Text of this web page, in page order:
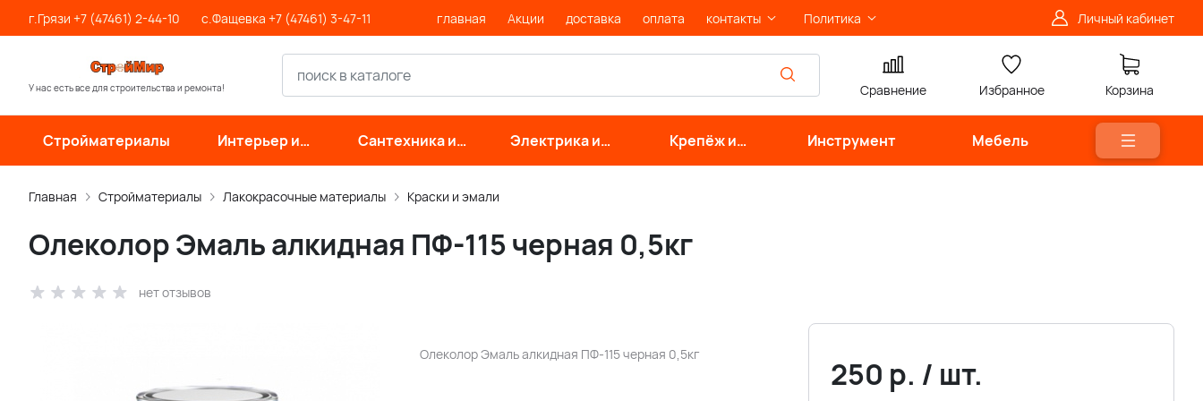
г.Грязи +7 (47461) 2-44-10 с.Фащевка +7 (47461) 3-47-11 главная Акции доставка оплата контакты Политика Личный кабинет
У нас есть все для строительства и ремонта! Сравнение Избранное Корзина
Стройматериалы
Интерьер и
отделка
Сантехника и
инженерные
Электрика и
свет
Крепёж и
фурнитура
Инструмент Мебель
Главная Стройматериалы Лакокрасочные материалы Краски и эмали
Олеколор Эмаль алкидная ПФ-115 черная 0,5кг
нет отзывов
Олеколор Эмаль алкидная ПФ-115 черная 0,5кг
250 р. / шт.